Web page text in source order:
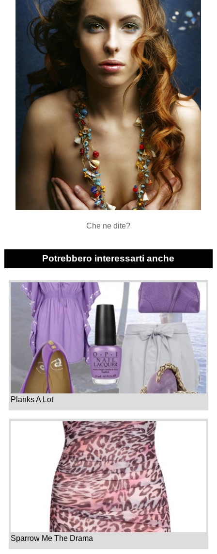
Che ne dite?
Potrebbero interessarti anche
Planks A Lot
Sparrow Me The Drama